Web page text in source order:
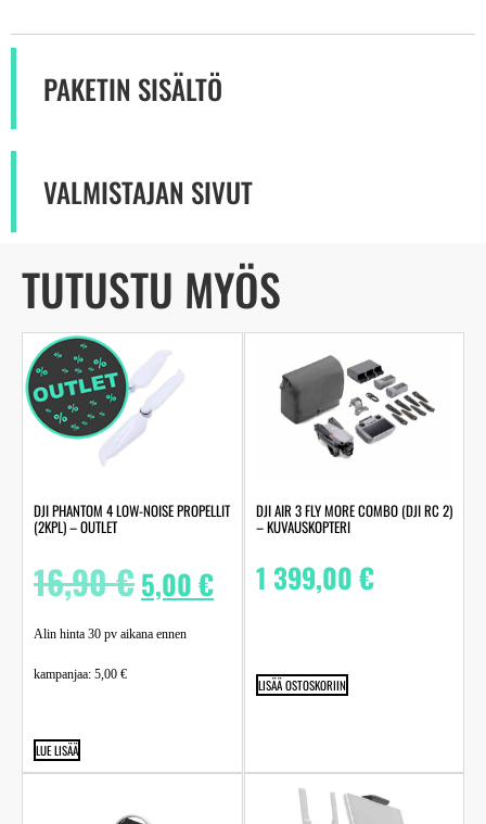
PAKETIN SISÄLTÖ
VALMISTAJAN SIVUT
TUTUSTU MYÖS
DJI PHANTOM 4 LOW-NOISE PROPELLIT
(2KPL) – OUTLET
16,90€5,00€
Alin hinta 30 pv aikana ennen
kampanjaa: 5,00 €
LUE LISÄÄ
DJI AIR 3 FLY MORE COMBO (DJI RC 2)
– KUVAUSKOPTERI
1 399,00€
LISÄÄ OSTOSKORIIN